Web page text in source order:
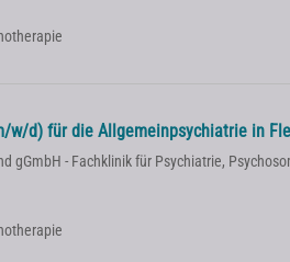
w/d) für die Allgemeinpsychiatrie in
gGmbH - Fachklinik für Psychiatrie,